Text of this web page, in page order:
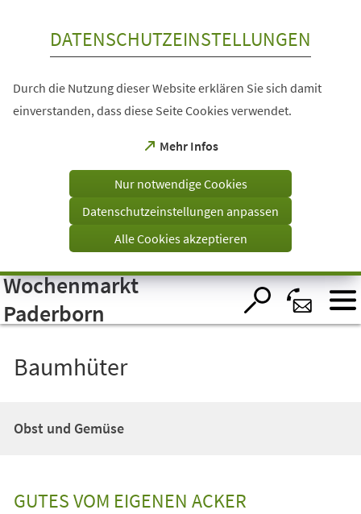
Visuelle
Assistenzsoftware
öffnen.
DATENSCHUTZEINSTELLUNGEN
Durch die Nutzung dieser Website erklären Sie sich damit
einverstanden, dass diese Seite Cookies verwendet.
Mehr Infos
(Öffnet
einem
Tab)
Nur notwendige Cookies
Datenschutzeinstellungen anpassen
Alle Cookies akzeptieren
Wochenmarkt
Paderborn
Baumhüter
Obst und Gemüse
GUTES VOM EIGENEN ACKER